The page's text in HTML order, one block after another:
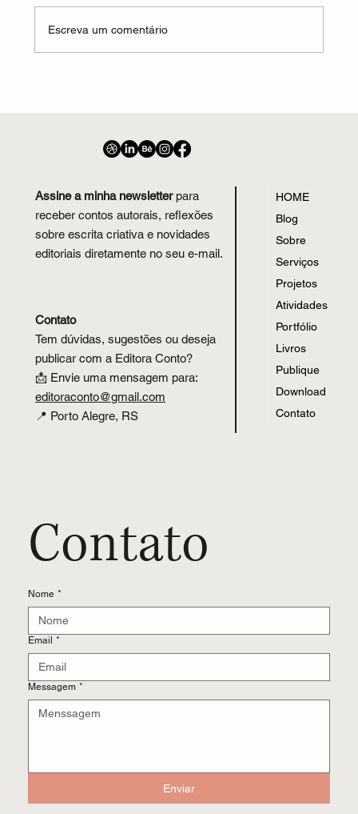
Escreva um comentário
Contato
Tem dúvidas, sugestões ou deseja
publicar com a Editora Conto?
📩 Envie uma mensagem para:
editoraconto@gmail.com
📍 Porto Alegre, RS
Assine a minha newsletterpara
receber contos autorais, reflexões
sobre escrita criativa e novidades
editoriais diretamente no seu e-mail.
HOME
Blog
Sobre
Serviços
Projetos
Atividades
Portfólio
Livros
Publique
Download
Contato
Contato
Nome *
Email *
Messagem *
Enviar